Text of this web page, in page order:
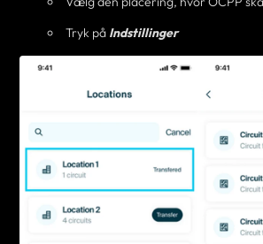
Tryk på Indstillinger